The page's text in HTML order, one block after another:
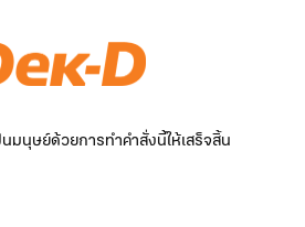
มนุษย์ด้วยการทำคำสั่งนี้ให้เสร็จสิ้น